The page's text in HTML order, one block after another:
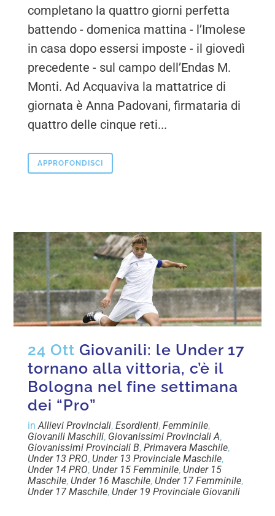
completano la quattro giorni perfetta
battendo - domenica mattina - l’Imolese
in casa dopo essersi imposte - il giovedì
precedente - sul campo dell’Endas M.
Monti. Ad Acquaviva la mattatrice di
giornata è Anna Padovani, firmataria di
quattro delle cinque reti...
APPROFONDISCI
24 Ott Giovanili: le Under 17
tornano alla vittoria, c’è il
Bologna nel fine settimana
dei “Pro”
inAllievi Provinciali,Esordienti,Femminile,
Giovanili Maschili, Giovanissimi Provinciali A,
Giovanissimi Provinciali B,Primavera Maschile,
Under 13 PRO, Under 13 Provinciale Maschile,
Under 14 PRO, Under 15 Femminile, Under 15
Maschile, Under 16 Maschile, Under 17 Femminile,
Under 17 Maschile, Under 19 Provinciale Giovanili